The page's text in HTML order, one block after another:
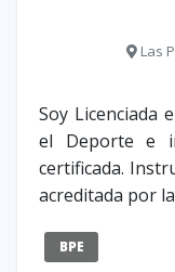
Las
Soy Licenciada
el Deporte e
certificada.
acreditada por la
BPE